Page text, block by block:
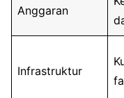
Anggaran
Infrastruktur